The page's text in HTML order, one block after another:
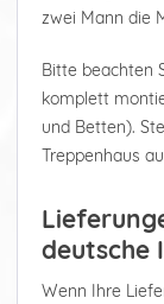
zwei Mann die
Bitte beachten
komplett
und Betten).
Treppenhaus
deutsche
Wenn Ihre